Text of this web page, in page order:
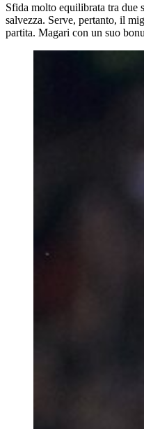
Sfida molto equilibrata tra due
salvezza. Serve, pertanto, il
partita. Magari con un suo